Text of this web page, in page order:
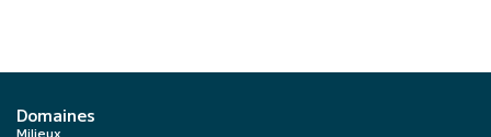
Domaines
Milieux